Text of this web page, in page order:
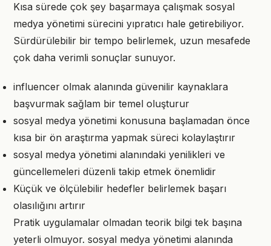
Kısa sürede çok şey başarmaya çalışmak sosyal
medya yönetimi sürecini yıpratıcı hale getirebiliyor.
Sürdürülebilir bir tempo belirlemek, uzun mesafede
çok daha verimli sonuçlar sunuyor.
influencer olmak alanında güvenilir kaynaklara
başvurmak sağlam bir temel oluşturur
sosyal medya yönetimi konusuna başlamadan önce
kısa bir ön araştırma yapmak süreci kolaylaştırır
sosyal medya yönetimi alanındaki yenilikleri ve
güncellemeleri düzenli takip etmek önemlidir
Küçük ve ölçülebilir hedefler belirlemek başarı
olasılığını artırır
Pratik uygulamalar olmadan teorik bilgi tek başına
yeterli olmuyor. sosyal medya yönetimi alanında